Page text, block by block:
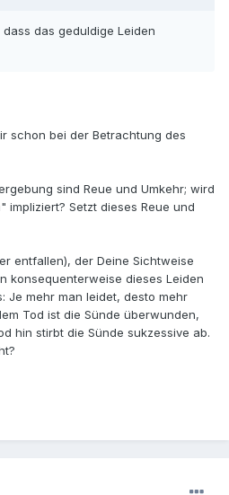
das geduldige Leiden
schon bei der Betrachtung des
sind Reue und Umkehr; wird
impliziert? Setzt dieses Reue und
entfallen), der Deine Sichtweise
konsequenterweise dieses Leiden
Je mehr man leidet, desto mehr
Tod ist die Sünde überwunden,
hin stirbt die Sünde sukzessive ab.